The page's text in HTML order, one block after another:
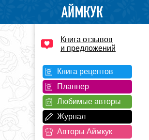
Книга отзывов
и предложений
Книга рецептов
Планнер
Любимые авторы
Журнал
Авторы Аймкук